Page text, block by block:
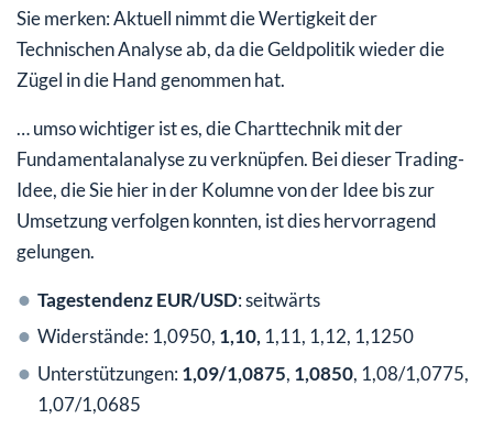
Sie merken: Aktuell nimmt die Wertigkeit der
Technischen Analyse ab, da die Geldpolitik wieder die
Zügel in die Hand genommen hat.
… umso wichtiger ist es, die Charttechnik mit der
Fundamentalanalyse zu verknüpfen. Bei dieser Trading-
Idee, die Sie hier in der Kolumne von der Idee bis zur
Umsetzung verfolgen konnten, ist dies hervorragend
gelungen.
Tagestendenz EUR/USD: seitwärts
Widerstände: 1,0950, 1,10, 1,11, 1,12, 1,1250
Unterstützungen: 1,09/1,0875, 1,0850, 1,08/1,0775,
1,07/1,0685